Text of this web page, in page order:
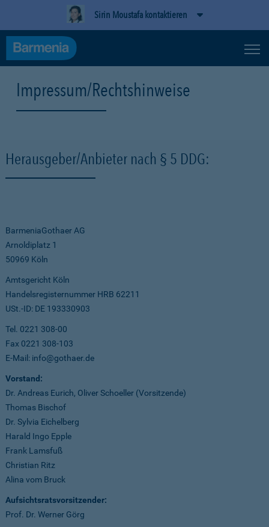
Sirin Moustafa kontaktieren
Impressum/Rechtshinweise
Herausgeber/Anbieter nach § 5 DDG:
BarmeniaGothaer AG
Arnoldiplatz 1
50969 Köln
Amtsgericht Köln
Handelsregisternummer HRB 62211
USt.-ID: DE 193330903
Tel. 0221 308-00
Fax 0221 308-103
E-Mail: info@gothaer.de
Vorstand:
Dr. Andreas Eurich, Oliver Schoeller (Vorsitzende)
Thomas Bischof
Dr. Sylvia Eichelberg
Harald Ingo Epple
Frank Lamsfuß
Christian Ritz
Alina vom Bruck
Aufsichtsratsvorsitzender:
Prof. Dr. Werner Görg